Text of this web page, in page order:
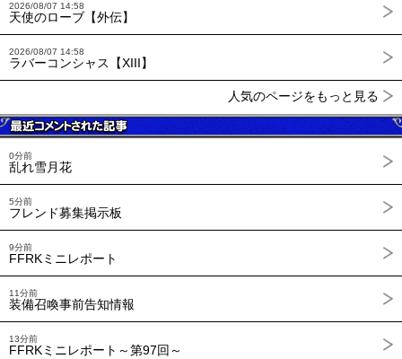
2026/08/07 14:58
天使のローブ【外伝】
2026/08/07 14:58
ラバーコンシャス【XIII】
人気のページをもっと見る
0分前
乱れ雪月花
5分前
フレンド募集掲示板
9分前
FFRKミニレポート
11分前
装備召喚事前告知情報
13分前
FFRKミニレポート～第97回～